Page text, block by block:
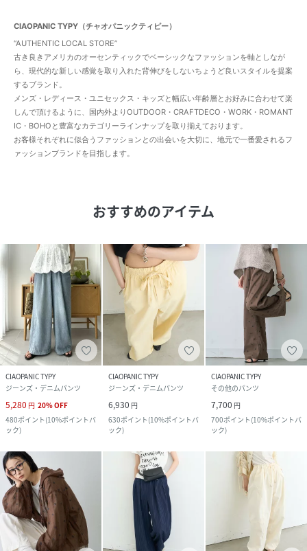
CIAOPANIC TYPY（チャオパニックティピー）
“AUTHENTIC LOCAL STORE”
古き良きアメリカのオーセンティックでベーシックなファッションを軸としなが
ら、現代的な新しい感覚を取り入れた背伸びをしないちょうど良いスタイルを提案
するブランド。
メンズ・レディース・ユニセックス・キッズと幅広い年齢層とお好みに合わせて楽
しんで頂けるように、国内外よりOUTDOOR・CRAFTDECO・WORK・ROMANT
IC・BOHOと豊富なカテゴリーラインナップを取り揃えております。
お客様それぞれに似合うファッションとの出会いを大切に、地元で一番愛されるフ
ァッションブランドを目指します。
おすすめのアイテム
CIAOPANIC TYPY
ジーンズ・デニムパンツ
5,280 円 20%OFF
480ポイント(10%ポイントバ
ック)
CIAOPANIC TYPY
ジーンズ・デニムパンツ
6,930 円
630ポイント(10%ポイントバ
ック)
CIAOPANIC TYPY
その他のパンツ
7,700 円
700ポイント(10%ポイントバ
ック)